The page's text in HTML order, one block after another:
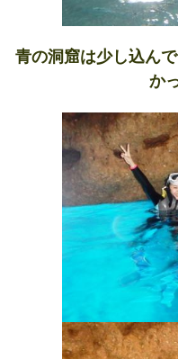
青の洞窟は少し込ん
か